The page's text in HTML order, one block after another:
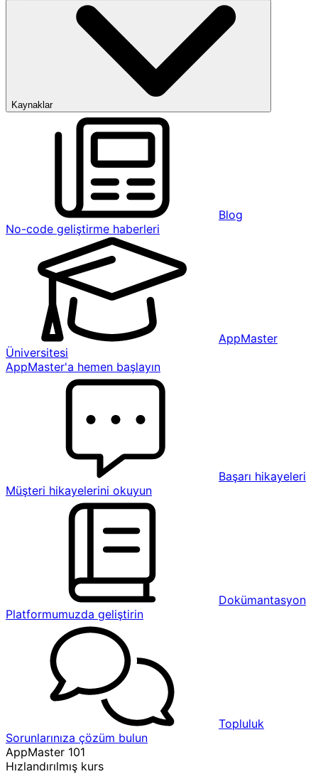
Kaynaklar
Blog
No-code geliştirme haberleri
AppMaster
Üniversitesi
AppMaster'a hemen başlayın
Başarı hikayeleri
Müşteri hikayelerini okuyun
Dokümantasyon
Platformumuzda geliştirin
Topluluk
Sorunlarınıza çözüm bulun
AppMaster 101
Hızlandırılmış kurs